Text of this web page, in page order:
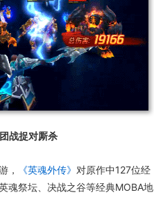
战捉对厮杀
， 《英魂外传》 对原作中127位经
魂祭坛、决战之谷等经典MOBA地